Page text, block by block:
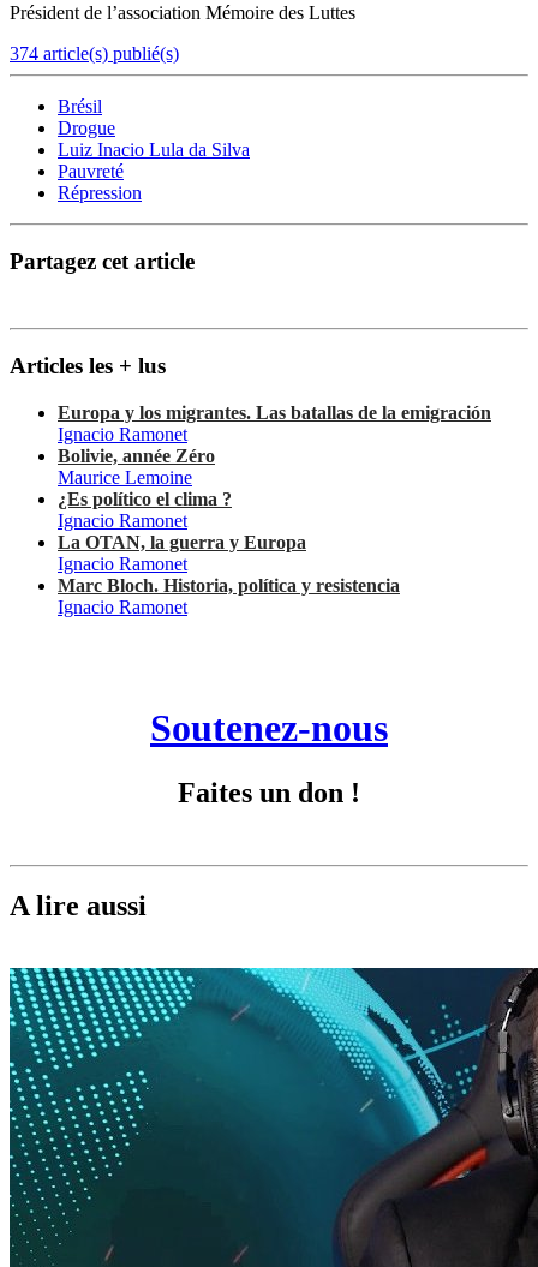
Président de l’association Mémoire des Luttes
374 article(s) publié(s)
Brésil
Drogue
Luiz Inacio Lula da Silva
Pauvreté
Répression
Partagez cet article
Articles les + lus
Europa y los migrantes. Las batallas de la emigración
Ignacio Ramonet
Bolivie, année Zéro
Maurice Lemoine
¿Es político el clima ?
Ignacio Ramonet
La OTAN, la guerra y Europa
Ignacio Ramonet
Marc Bloch. Historia, política y resistencia
Ignacio Ramonet
Soutenez-nous
Faites un don !
A lire aussi